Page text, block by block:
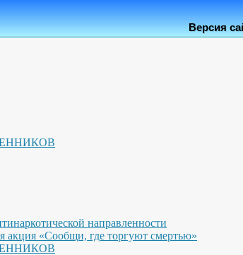
Версия
направленности
акция «Сообщи, где торгуют смертью»